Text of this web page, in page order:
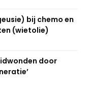
bij chemo en
(wietolie)
door